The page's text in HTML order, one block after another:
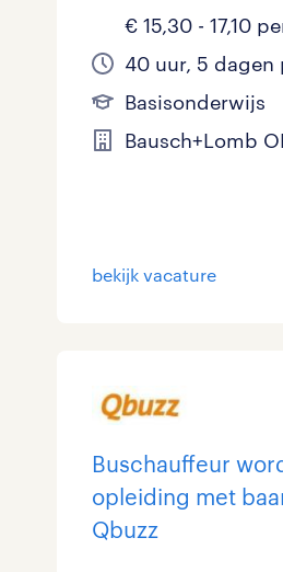
€ 15,30 - 17,10
40 uur, 5 dagen
Basisonderwijs
Bausch+Lomb
bekijk vacature
Buschauffeur
opleiding met
Qbuzz